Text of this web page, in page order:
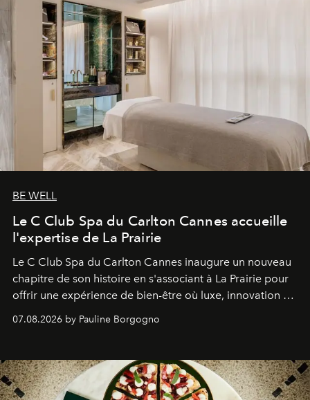
BE WELL
Le C Club Spa du Carlton Cannes accueille
l'expertise de La Prairie
Le C Club Spa du Carlton Cannes inaugure un nouveau
chapitre de son histoire en s'associant à La Prairie pour
offrir une expérience de bien-être où luxe, innovation et
expertise se rencontrent.
07.08.2026 by Pauline Borgogno